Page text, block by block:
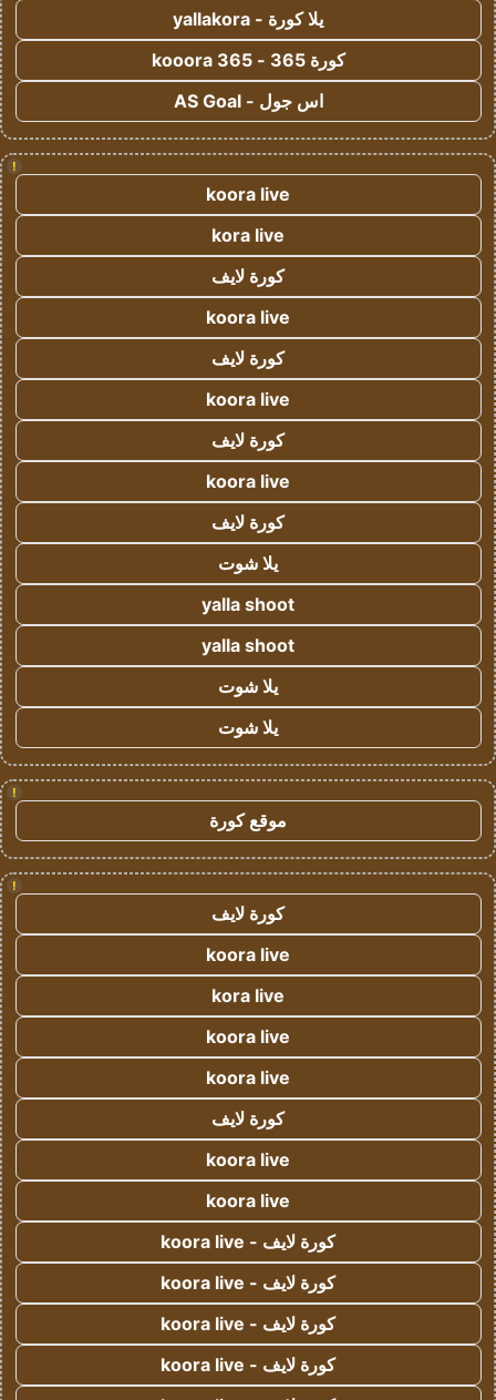
يلا كورة - yallakora
كورة 365 - kooora 365
اس جول - AS Goal
!
koora live
kora live
كورة لايف
koora live
كورة لايف
koora live
كورة لايف
koora live
كورة لايف
يلا شوت
yalla shoot
yalla shoot
يلا شوت
يلا شوت
!
موقع كورة
!
كورة لايف
koora live
kora live
koora live
koora live
كورة لايف
koora live
koora live
كورة لايف - koora live
كورة لايف - koora live
كورة لايف - koora live
كورة لايف - koora live